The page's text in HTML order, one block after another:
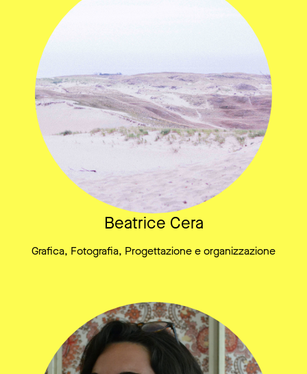
Beatrice Cera
Grafica, Fotografia, Progettazione e organizzazione